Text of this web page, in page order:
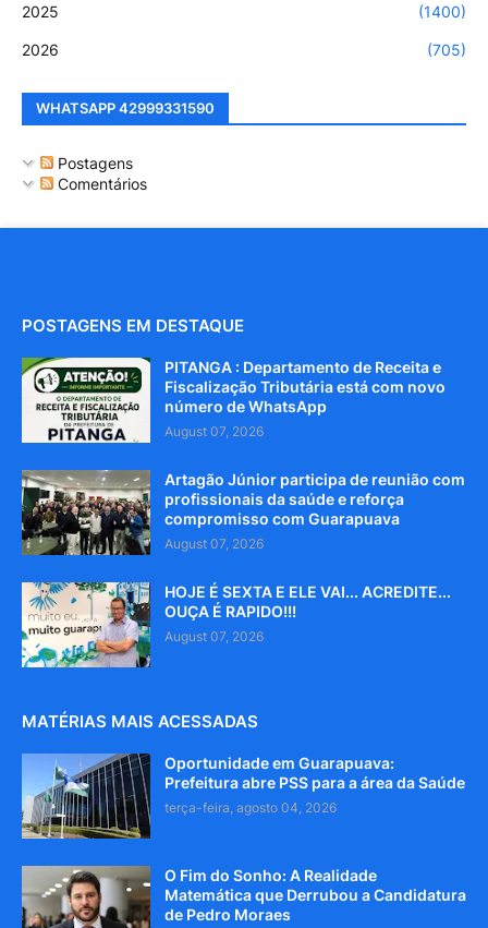
2025 (1400)
2026 (705)
WHATSAPP 42999331590
Postagens
Comentários
POSTAGENS EM DESTAQUE
PITANGA : Departamento de Receita e
Fiscalização Tributária está com novo
número de WhatsApp
August 07, 2026
Artagão Júnior participa de reunião com
profissionais da saúde e reforça
compromisso com Guarapuava
August 07, 2026
HOJE É SEXTA E ELE VAI... ACREDITE...
OUÇA É RAPIDO!!!
August 07, 2026
MATÉRIAS MAIS ACESSADAS
Oportunidade em Guarapuava:
Prefeitura abre PSS para a área da Saúde
terça-feira, agosto 04, 2026
O Fim do Sonho: A Realidade
Matemática que Derrubou a Candidatura
de Pedro Moraes